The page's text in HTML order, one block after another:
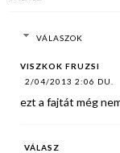
VÁLASZOK
VISZKOK FRUZSI
2/04/2013 2:06 DU.
ezt a fajtát még
VÁLASZ